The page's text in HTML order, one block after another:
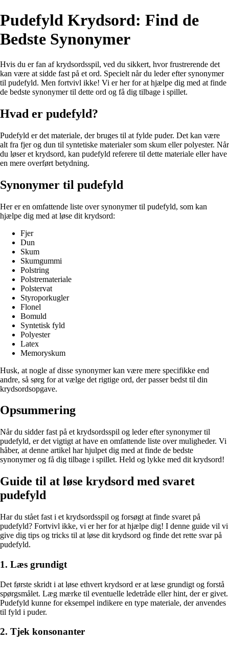
Pudefyld Krydsord: Find de
Bedste Synonymer
Hvis du er fan af krydsordsspil, ved du sikkert, hvor frustrerende det
kan være at sidde fast på et ord. Specielt når du leder efter synonymer
til pudefyld. Men fortvivl ikke! Vi er her for at hjælpe dig med at finde
de bedste synonymer til dette ord og få dig tilbage i spillet.
Hvad er pudefyld?
Pudefyld er det materiale, der bruges til at fylde puder. Det kan være
alt fra fjer og dun til syntetiske materialer som skum eller polyester. Når
du løser et krydsord, kan pudefyld referere til dette materiale eller have
en mere overført betydning.
Synonymer til pudefyld
Her er en omfattende liste over synonymer til pudefyld, som kan
hjælpe dig med at løse dit krydsord:
Fjer
Dun
Skum
Skumgummi
Polstring
Polstremateriale
Polstervat
Styroporkugler
Flonel
Bomuld
Syntetisk fyld
Polyester
Latex
Memoryskum
Husk, at nogle af disse synonymer kan være mere specifikke end
andre, så sørg for at vælge det rigtige ord, der passer bedst til din
krydsordsopgave.
Opsummering
Når du sidder fast på et krydsordsspil og leder efter synonymer til
pudefyld, er det vigtigt at have en omfattende liste over muligheder. Vi
håber, at denne artikel har hjulpet dig med at finde de bedste
synonymer og få dig tilbage i spillet. Held og lykke med dit krydsord!
Guide til at løse krydsord med svaret
pudefyld
Har du stået fast i et krydsordsspil og forsøgt at finde svaret på
pudefyld? Fortvivl ikke, vi er her for at hjælpe dig! I denne guide vil vi
give dig tips og tricks til at løse dit krydsord og finde det rette svar på
pudefyld.
1. Læs grundigt
Det første skridt i at løse ethvert krydsord er at læse grundigt og forstå
spørgsmålet. Læg mærke til eventuelle ledetråde eller hint, der er givet.
Pudefyld kunne for eksempel indikere en type materiale, der anvendes
til fyld i puder.
2. Tjek konsonanter